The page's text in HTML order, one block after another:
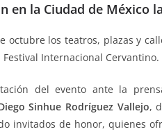
ai
l
at
s
A
p
p
ss
e
n
g
er
e
gr
a
m
m
p
ar
tir
en la Ciudad de México
octubre los teatros, plazas y
Internacional Cervantino.
del evento ante la
Sinhue Rodríguez Vallejo,
invitados de honor, quienes